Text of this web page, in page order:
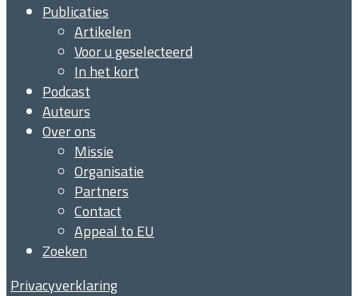
Publicaties
Artikelen
Voor u geselecteerd
In het kort
Podcast
Auteurs
Over ons
Missie
Organisatie
Partners
Contact
Appeal to EU
Zoeken
Privacyverklaring